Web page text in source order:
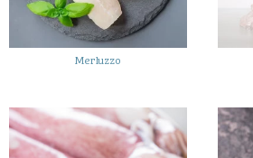
Merluzzo